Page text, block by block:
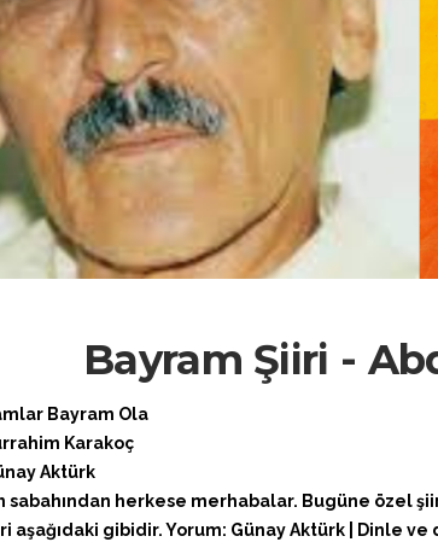
Bayram Şiiri -
Bayram Ola
Karakoç
Aktürk
sabahından herkese merhabalar. Bugüne özel
aşağıdaki gibidir. Yorum: Günay Aktürk | Dinle